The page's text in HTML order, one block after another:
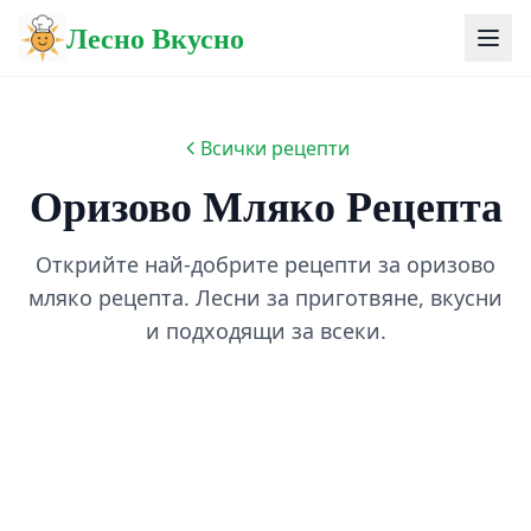
Лесно Вкусно
Всички рецепти
Оризово Мляко Рецепта
Открийте най-добрите рецепти за оризово
мляко рецепта. Лесни за приготвяне, вкусни
и подходящи за всеки.